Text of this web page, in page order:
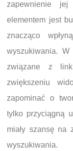
zapewnienie jej
elementem jest
znacząco
wyszukiwania.
związane z
zwiększeniu
zapominać o
tylko przyciągną
miały szansę na
wyszukiwania.